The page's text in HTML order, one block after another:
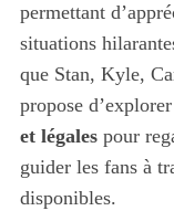
permettant
situations
que Stan, Kyle,
propose
et légalespour
guider les fans à
disponibles.